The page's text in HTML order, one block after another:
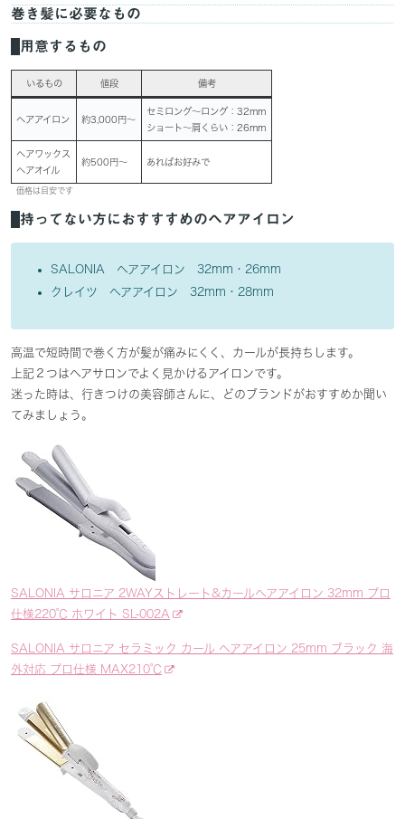
巻き髪に必要なもの
用意するもの
いるもの 値段 備考
ヘアアイロン 約3,000円〜
セミロング〜ロング：32mm
ショート〜肩くらい：26mm
ヘアワックス
ヘアオイル
約500円〜 あればお好みで
価格は目安です
持ってない方におすすすめのヘアアイロン
SALONIA ヘアアイロン 32mm・26mm
クレイツ ヘアアイロン 32mm・28mm
高温で短時間で巻く方が髪が痛みにくく、カールが長持ちします。
上記２つはヘアサロンでよく見かけるアイロンです。
迷った時は、行きつけの美容師さんに、どのブランドがおすすめか聞い
てみましょう。
SALONIA サロニア 2WAYストレート&カールヘアアイロン 32mm プロ
仕様220℃ ホワイト SL-002A
SALONIA サロニア セラミック カール ヘアアイロン 25mm ブラック 海
外対応 プロ仕様 MAX210℃